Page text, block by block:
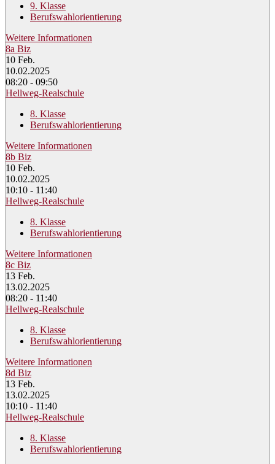
9. Klasse
Berufswahlorientierung
Weitere Informationen
8a Biz
10 Feb.
10.02.2025
08:20 - 09:50
Hellweg-Realschule
8. Klasse
Berufswahlorientierung
Weitere Informationen
8b Biz
10 Feb.
10.02.2025
10:10 - 11:40
Hellweg-Realschule
8. Klasse
Berufswahlorientierung
Weitere Informationen
8c Biz
13 Feb.
13.02.2025
08:20 - 11:40
Hellweg-Realschule
8. Klasse
Berufswahlorientierung
Weitere Informationen
8d Biz
13 Feb.
13.02.2025
10:10 - 11:40
Hellweg-Realschule
8. Klasse
Berufswahlorientierung